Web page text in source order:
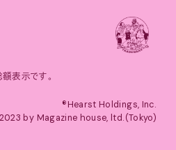
表示です。
®︎Hearst Holdings, Inc.
by Magazine house, ltd.(Tokyo)